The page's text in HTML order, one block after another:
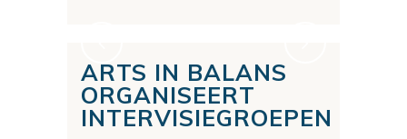
ARTS IN BALANS
ORGANISEERT
INTERVISIEGROEPEN